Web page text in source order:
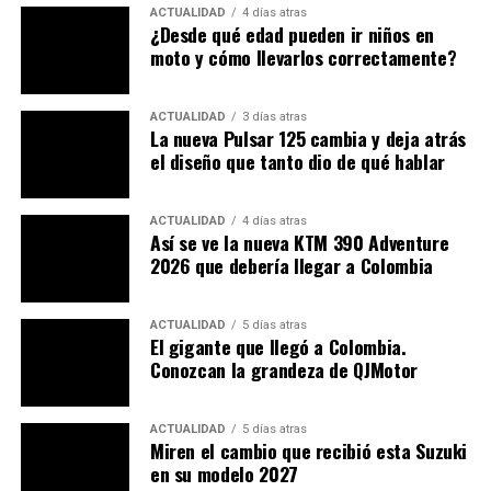
para lograr arrancadas explosivas cuando cae la
reja del partidor.
La revolución del tacto:
retroalimentación Háptica
Si el embrague es un simple sensor electrónico, ¿cómo
sabe el piloto en qué punto está «agarrando»? La
patente de Honda describe la instalación demotores de
de la manigueta del embrague.
Esta tecnología (similar a la vibración háptica de los
ACTUALIDAD 4 días atras
¿Desde qué edad pueden ir niños en
moto y cómo llevarlos correctamente?
ACTUALIDAD 3 días atras
La nueva Pulsar 125 cambia y deja atrás
el diseño que tanto dio de qué hablar
ACTUALIDAD 4 días atras
Así se ve la nueva KTM 390 Adventure
2026 que debería llegar a Colombia
ACTUALIDAD 5 días atras
El gigante que llegó a Colombia.
Conozcan la grandeza de QJMotor
ACTUALIDAD 5 días atras
Miren el cambio que recibió esta Suzuki
en su modelo 2027